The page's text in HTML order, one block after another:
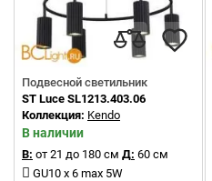
Подвесной светильник
ST Luce SL1213.403.06
Коллекция: Kendo
В наличии
В: от 21 до 180 см Д: 60 см
GU10 x 6 max 5W